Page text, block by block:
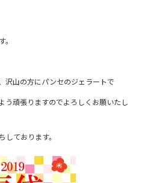
沢山の方にパンセのジェラートで
う頑張りますのでよろしくお願いたし
ております。